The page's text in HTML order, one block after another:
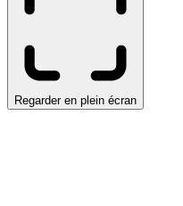
Regarder en plein écran